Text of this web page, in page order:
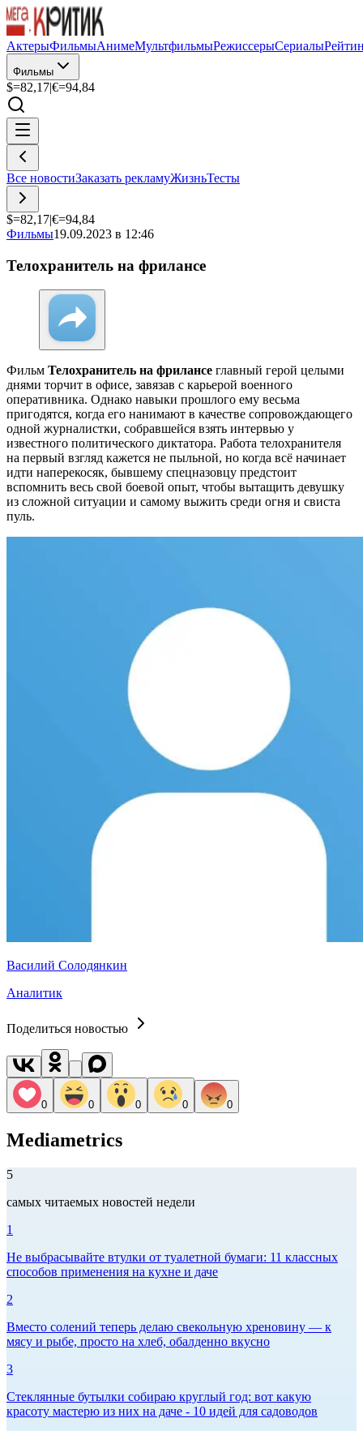
АктерыФильмыАнимеМультфильмыРежиссерыСериалы
Фильмы
$=82,17|€=94,84
Все новостиЗаказать рекламуЖизньТесты
$=82,17|€=94,84
Фильмы19.09.2023 в 12:46
Телохранитель на фрилансе
Фильм Телохранитель на фрилансе главный герой целыми
днями торчит в офисе, завязав с карьерой военного
оперативника. Однако навыки прошлого ему весьма
пригодятся, когда его нанимают в качестве сопровождающего
одной журналистки, собравшейся взять интервью у
известного политического диктатора. Работа телохранителя
на первый взгляд кажется не пыльной, но когда всё начинает
идти наперекосяк, бывшему спецназовцу предстоит
вспомнить весь свой боевой опыт, чтобы вытащить девушку
из сложной ситуации и самому выжить среди огня и свиста
пуль.
Василий Солодянкин
Аналитик
Поделиться новостью
0 0 0 0 0
Mediametrics
5
самых читаемых новостей недели
1
Не выбрасывайте втулки от туалетной бумаги: 11 классных
способов применения на кухне и даче
2
Вместо солений теперь делаю свекольную хреновину — к
мясу и рыбе, просто на хлеб, обалденно вкусно
3
Стеклянные бутылки собираю круглый год: вот какую
красоту мастерю из них на даче - 10 идей для садоводов